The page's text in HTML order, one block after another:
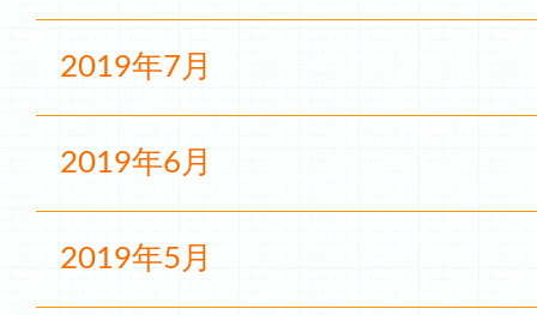
2019年7月
2019年6月
2019年5月